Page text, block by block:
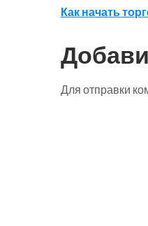
по
Как начать
Для отправки